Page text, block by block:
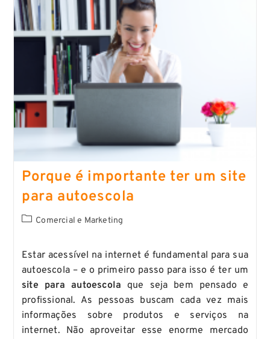
Porque é importante ter um site
para autoescola
Comercial e Marketing
Estar acessível na internet é fundamental para sua
autoescola – e o primeiro passo para isso é ter um
site para autoescola que seja bem pensado e
profissional. As pessoas buscam cada vez mais
informações sobre produtos e serviços na
internet. Não aproveitar esse enorme mercado